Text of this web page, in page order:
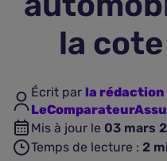
la
Écrit par la rédaction
Mis à jour le 03 mars
Temps de lecture : 2